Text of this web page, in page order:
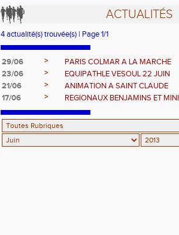
ACTUALITÉS
4 actualité(s) trouvée(s) | Page 1/1
29/06 >
PARIS COLMAR A LA MARCHE
23/06
>
EQUIPATHLE VESOUL 22 JUIN
21/06
>
ANIMATION A SAINT CLAUDE
17/06
> REGIONAUX BENJAMINS ET